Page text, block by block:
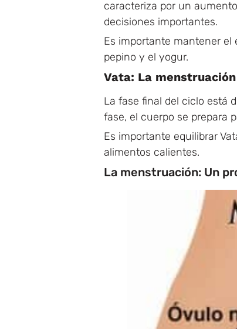
caracteriza por un
decisiones importantes.
Es importante mantener
pepino y el yogur.
Vata: La
La fase final del ciclo está
fase, el cuerpo se prepara
Es importante equilibrar
alimentos calientes.
La menstruación: Un